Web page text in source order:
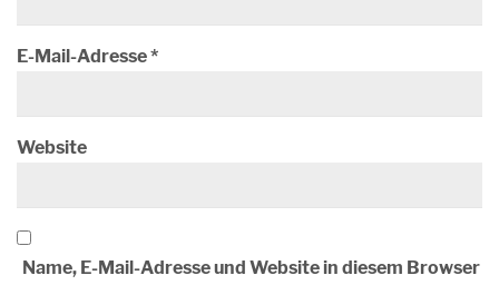
E-Mail-Adresse*
Website
Name, E-Mail-Adresse und Website in diesem Browser